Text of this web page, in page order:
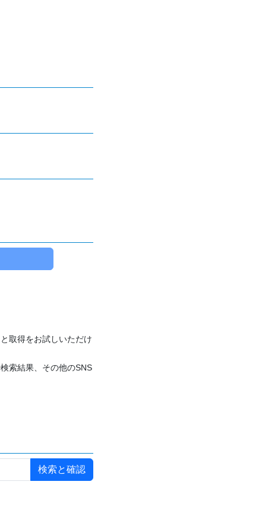
取得をお試しいただけ
索結果、その他のSNS